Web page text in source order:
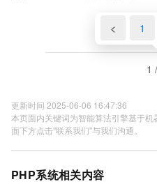
< 1
1
更新时间 2025-06-06 16:47:36
本页面内关键词为智能算法引擎基于
面下方点击"联系我们"与我们沟通。
PHP系统相关内容